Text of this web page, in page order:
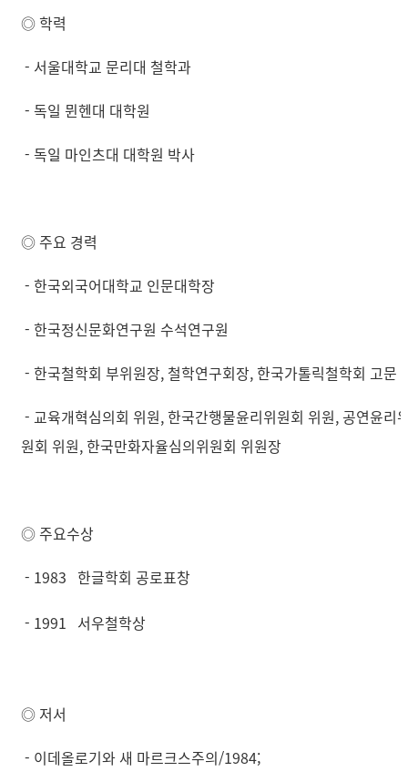
◎ 학력
- 서울대학교 문리대 철학과
- 독일 뮌헨대 대학원
- 독일 마인츠대 대학원 박사
◎ 주요 경력
- 한국외국어대학교 인문대학장
- 한국정신문화연구원 수석연구원
- 한국철학회 부위원장, 철학연구회장, 한국가톨릭철학회 고문
- 교육개혁심의회 위원, 한국간행물윤리위원회 위원, 공연윤리
원회 위원, 한국만화자율심의위원회 위원장
◎ 주요수상
- 1983 한글학회 공로표창
- 1991 서우철학상
◎ 저서
- 이데올로기와 새 마르크스주의/1984;